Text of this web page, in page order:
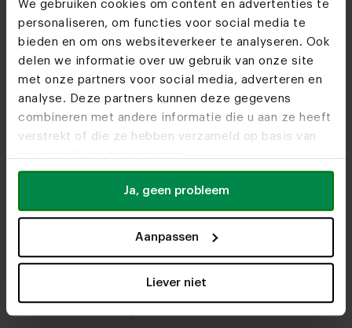
We gebruiken cookies om content en advertenties te
personaliseren, om functies voor social media te
bieden en om ons websiteverkeer te analyseren. Ook
delen we informatie over uw gebruik van onze site
met onze partners voor social media, adverteren en
analyse. Deze partners kunnen deze gegevens
combineren met andere informatie die u aan ze heeft
verstrekt of die ze hebben verzameld op basis van
Ja, geen probleem
Aanpassen
Liever niet
In onze woonwinkels kun je altijd terecht voor
interieuradvies, stof- en kleurstalen of om je favo
designs te bekijken. We helpen je graag bij het